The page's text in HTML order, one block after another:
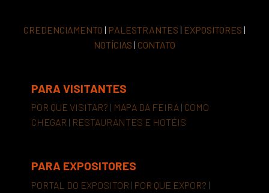
CREDENCIAMENTO | PALESTRANTES | EXPOSITORES |
NOTÍCIAS | CONTATO
PARA VISITANTES
POR QUE VISITAR? | MAPA DA FEIRA | COMO
CHEGAR | RESTAURANTES E HOTÉIS
PARA EXPOSITORES
PORTAL DO EXPOSITOR | POR QUE EXPOR? |